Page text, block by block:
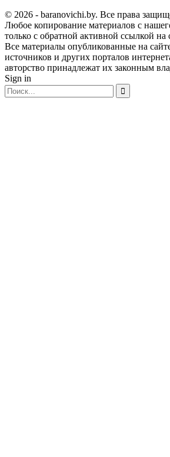
© 2026 - baranovichi.by. Все права
Любое копирование материалов с
только с обратной активной ссылкой на
Все материалы опубликованные на
источников и других порталов
авторство принадлежат их законным
Sign in